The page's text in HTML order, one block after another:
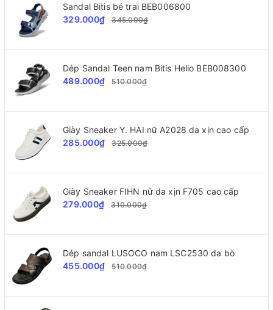
Sandal Bitis bé trai BEB006800
329.000₫
345.000₫
Dép Sandal Teen nam Bitis Helio BEB008300
489.000₫
510.000₫
Giày Sneaker Y. HAI nữ A2028 da xịn cao cấp
285.000₫
325.000₫
Giày Sneaker FIHN nữ da xịn F705 cao cấp
279.000₫
310.000₫
Dép sandal LUSOCO nam LSC2530 da bò
455.000₫
510.000₫